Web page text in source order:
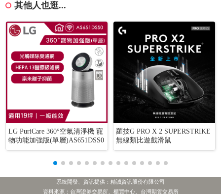
其他人也逛...
LG PuriCare 360°空氣清淨機 寵
物功能加強版(單層)AS651DSS0
羅技G PRO X 2 SUPERSTRIKE
無線類比遊戲滑鼠
系統開發、資訊提供：精誠資訊股份有限公司
資料來源：台灣證券交易所、櫃買中心、台灣期貨交易所